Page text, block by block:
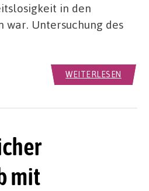
in den
war. Untersuchung des
WEITERLESEN
mit